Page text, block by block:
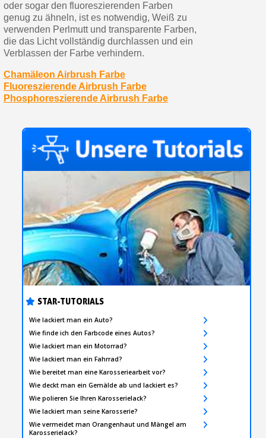
STAR-TUTORIALS
Wie lackiert man ein Auto?
Wie finde ich den Farbcode eines Autos?
Wie lackiert man ein Motorrad?
Wie lackiert man ein Fahrrad?
Wie bereitet man eine Karosseriearbeit vor?
Wie deckt man ein Gemälde ab und lackiert es?
Wie polieren Sie Ihren Karosserielack?
Wie lackiert man seine Karosserie?
Wie vermeidet man Orangenhaut und Mängel am
Karosserielack?
oder sogar den fluoreszierenden Farben
genug zu ähneln, ist es notwendig, Weiß zu
verwenden Perlmutt und transparente Farben,
die das Licht vollständig durchlassen und ein
Verblassen der Farbe verhindern.
Chamäleon Airbrush Farbe
Fluoreszierende Airbrush Farbe
Phosphoreszierende Airbrush Farbe